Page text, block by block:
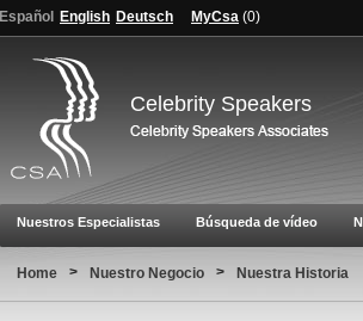
Español English Deutsch MyCsa (0)
Celebrity Speakers
Nuestros Especialistas Búsqueda de vídeo
Home > Nuestro Negocio > Nuestra Historia